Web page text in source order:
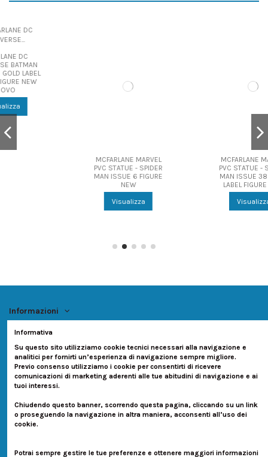
MCFARLANE MARVEL
PVC STATUE - SPIDER
MAN ISSUE 6 FIGURE
MCFARLANE MARVEL
PVC STATUE - SPIDER
MAN ISSUE 38 GOLD
LABEL FIGURE NEW
Informazioni
Contatti
Newsletter
Informativa
Su questo sito utilizziamo cookie tecnici necessari alla navigazione e
analitici per fornirti un’esperienza di navigazione sempre migliore.
Previo consenso utilizziamo i cookie per consentirti di ricevere
comunicazioni di marketing aderenti alle tue abitudini di navigazione e ai
tuoi interessi.
Chiudendo questo banner, scorrendo questa pagina, cliccando su un link
o proseguendo la navigazione in altra maniera, acconsenti all’uso dei
cookie.
Potrai sempre gestire le tue preferenze e ottenere maggiori informazioni